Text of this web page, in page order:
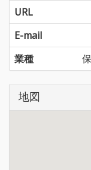
URL
E-mail
業種
地図